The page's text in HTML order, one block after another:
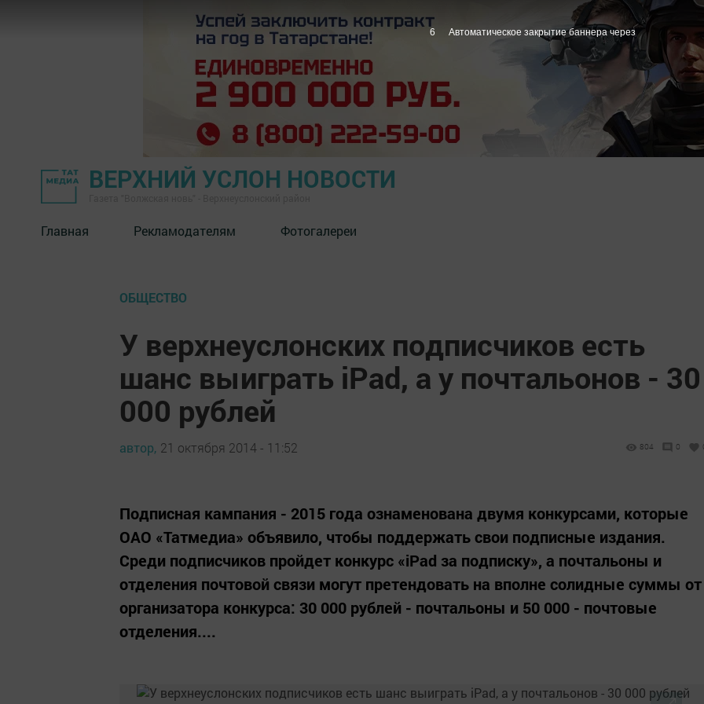
ВЕРХНИЙ УСЛОН НОВОСТИ
Главная Рекламодателям Фотогалереи
ОБЩЕСТВО
У верхнеуслонских подписчиков есть
шанс выиграть iPad, а у почтальонов - 30
000 рублей
автор, 21 октября 2014 - 11:52 804 0
Подписная кампания - 2015 года ознаменована двумя конкурсами, которые
ОАО «Татмедиа» объявило, чтобы поддержать свои подписные издания.
Среди подписчиков пройдет конкурс «iPad за подписку», а почтальоны и
отделения почтовой связи могут претендовать на вполне солидные суммы от
организатора конкурса: 30 000 рублей - почтальоны и 50 000 - почтовые
отделения....
5 Автоматическое закрытие баннера через